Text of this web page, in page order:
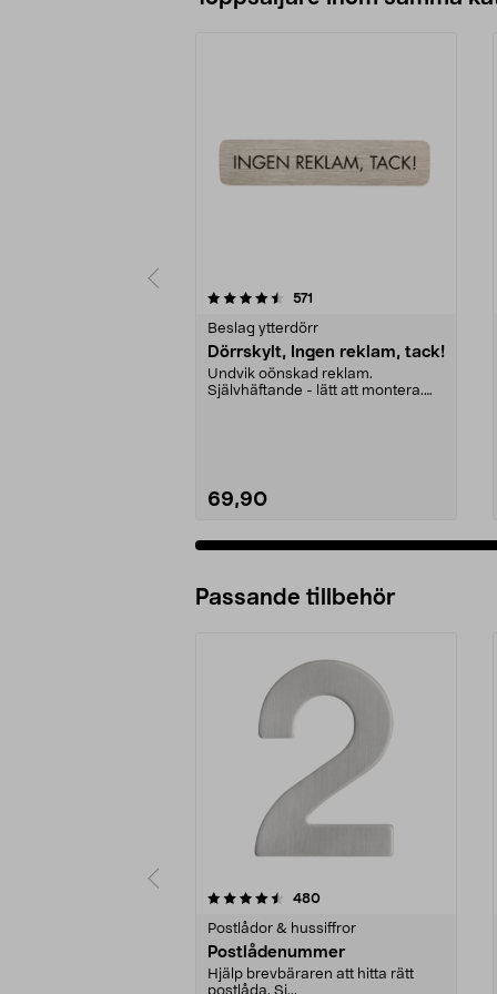
571
Beslag ytterdörr
Dörrskylt, Ingen reklam, tack!
Undvik oönskad reklam.
Självhäftande - lätt att montera.
69,90
4.5 av 5 stjärnor
Passande tillbehör
480recensioner
Postlådor & hussiffror
Postlådenummer
Hjälp brevbäraren att hitta rätt
postlåda. Sj...
4.5av 5 stjärnor